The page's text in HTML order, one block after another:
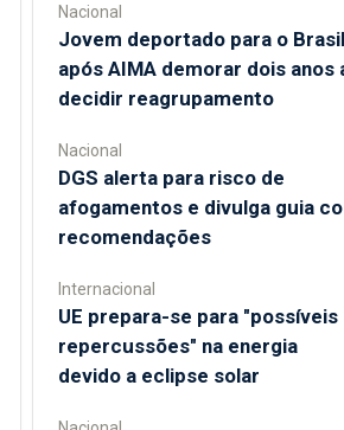
Nacional
Jovem deportado para o Brasil
após AIMA demorar dois anos
decidir reagrupamento
Nacional
DGS alerta para risco de
afogamentos e divulga guia
recomendações
Internacional
UE prepara-se para "possíveis
repercussões" na energia
devido a eclipse solar